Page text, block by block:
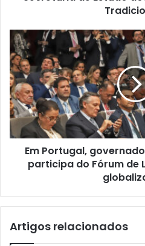
Em Portugal,
participa do Fórum de
Artigos relacionados